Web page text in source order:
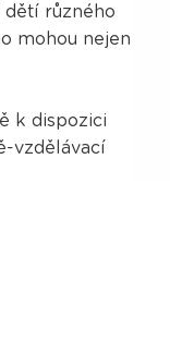
různého
mohou nejen
k dispozici
vzdělávací